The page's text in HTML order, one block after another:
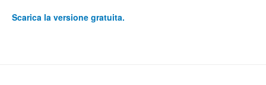
Scarica la versione gratuita.